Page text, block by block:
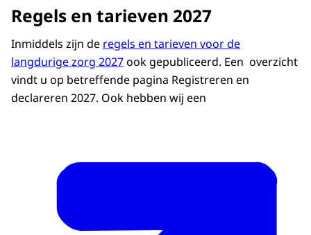
Regels en tarieven 2027
Inmiddels zijn de regels en tarieven voor de
langdurige zorg 2027ook gepubliceerd. Een overzicht
vindt u op betreffende pagina Registreren en
declareren 2027. Ook hebben wij een